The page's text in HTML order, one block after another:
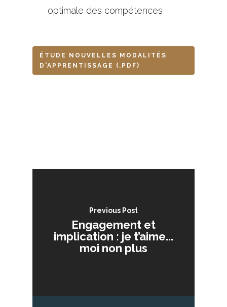
optimale des compétences
ÉTUDE NOUVELLES MODALITÉS
D'APPRENTISSAGE (.PDF)
Previous Post
Engagement et
implication : je t’aime...
moi non plus